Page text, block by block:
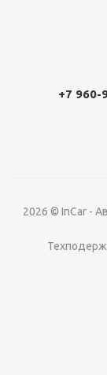
+7 960-
2026 © InCar -